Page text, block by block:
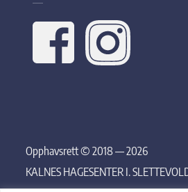
Opphavsrett © 2018 — 2026
KALNES HAGESENTER I.